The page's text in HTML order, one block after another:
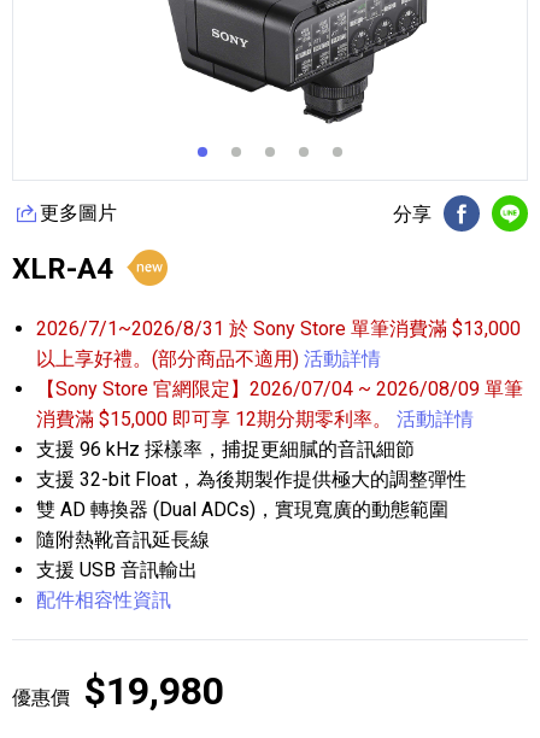
更多圖片 分享
FB分享
XLR-A4
2026/7/1~2026/8/31 於 Sony Store 單筆消費滿 $13,000
以上享好禮。(部分商品不適用) 活動詳情
【Sony Store 官網限定】2026/07/04 ~ 2026/08/09 單筆
消費滿 $15,000 即可享 12期分期零利率。
活動詳情
支援 96 kHz 採樣率，捕捉更細膩的音訊細節
支援 32-bit Float，為後期製作提供極大的調整彈性
雙 AD 轉換器 (Dual ADCs)，實現寬廣的動態範圍
隨附熱靴音訊延長線
支援 USB 音訊輸出
配件相容性資訊
優惠價 $19,980